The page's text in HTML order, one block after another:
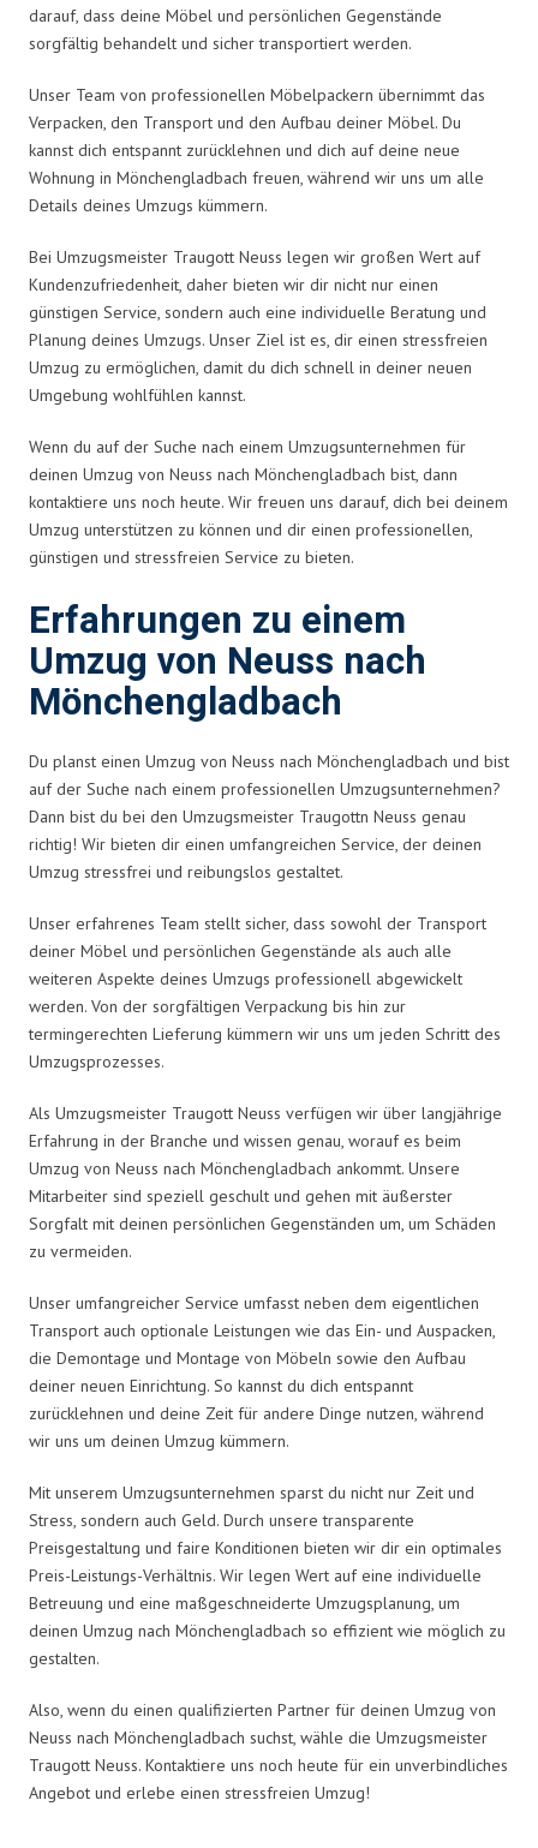
darauf, dass deine Möbel und persönlichen Gegenstände
sorgfältig behandelt und sicher transportiert werden.
Unser Team von professionellen Möbelpackern übernimmt das
Verpacken, den Transport und den Aufbau deiner Möbel. Du
kannst dich entspannt zurücklehnen und dich auf deine neue
Wohnung in Mönchengladbach freuen, während wir uns um alle
Details deines Umzugs kümmern.
Bei Umzugsmeister Traugott Neuss legen wir großen Wert auf
Kundenzufriedenheit, daher bieten wir dir nicht nur einen
günstigen Service, sondern auch eine individuelle Beratung und
Planung deines Umzugs. Unser Ziel ist es, dir einen stressfreien
Umzug zu ermöglichen, damit du dich schnell in deiner neuen
Umgebung wohlfühlen kannst.
Wenn du auf der Suche nach einem Umzugsunternehmen für
deinen Umzug von Neuss nach Mönchengladbach bist, dann
kontaktiere uns noch heute. Wir freuen uns darauf, dich bei deinem
Umzug unterstützen zu können und dir einen professionellen,
günstigen und stressfreien Service zu bieten.
Erfahrungen zu einem
Umzug von Neuss nach
Mönchengladbach
Du planst einen Umzug von Neuss nach Mönchengladbach und bist
auf der Suche nach einem professionellen Umzugsunternehmen?
Dann bist du bei den Umzugsmeister Traugottn Neuss genau
richtig! Wir bieten dir einen umfangreichen Service, der deinen
Umzug stressfrei und reibungslos gestaltet.
Unser erfahrenes Team stellt sicher, dass sowohl der Transport
deiner Möbel und persönlichen Gegenstände als auch alle
weiteren Aspekte deines Umzugs professionell abgewickelt
werden. Von der sorgfältigen Verpackung bis hin zur
termingerechten Lieferung kümmern wir uns um jeden Schritt des
Umzugsprozesses.
Als Umzugsmeister Traugott Neuss verfügen wir über langjährige
Erfahrung in der Branche und wissen genau, worauf es beim
Umzug von Neuss nach Mönchengladbach ankommt. Unsere
Mitarbeiter sind speziell geschult und gehen mit äußerster
Sorgfalt mit deinen persönlichen Gegenständen um, um Schäden
zu vermeiden.
Unser umfangreicher Service umfasst neben dem eigentlichen
Transport auch optionale Leistungen wie das Ein- und Auspacken,
die Demontage und Montage von Möbeln sowie den Aufbau
deiner neuen Einrichtung. So kannst du dich entspannt
zurücklehnen und deine Zeit für andere Dinge nutzen, während
wir uns um deinen Umzug kümmern.
Mit unserem Umzugsunternehmen sparst du nicht nur Zeit und
Stress, sondern auch Geld. Durch unsere transparente
Preisgestaltung und faire Konditionen bieten wir dir ein optimales
Preis-Leistungs-Verhältnis. Wir legen Wert auf eine individuelle
Betreuung und eine maßgeschneiderte Umzugsplanung, um
deinen Umzug nach Mönchengladbach so effizient wie möglich zu
gestalten.
Also, wenn du einen qualifizierten Partner für deinen Umzug von
Neuss nach Mönchengladbach suchst, wähle die Umzugsmeister
Traugott Neuss. Kontaktiere uns noch heute für ein unverbindliches
Angebot und erlebe einen stressfreien Umzug!